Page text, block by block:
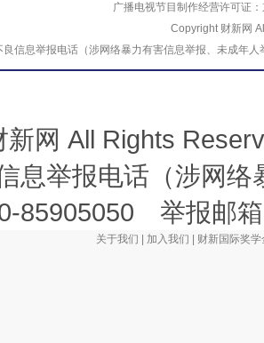
广播电视节目制作经营许可证
Copyright 财新网
良信息举报电话（涉网络暴力有害信息举报、未成
新网 All Rights
息举报电话（涉网
85905050 举报邮
关于我们 加入我们 财新国际奖学